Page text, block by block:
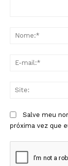
Salve meu
próxima vez que